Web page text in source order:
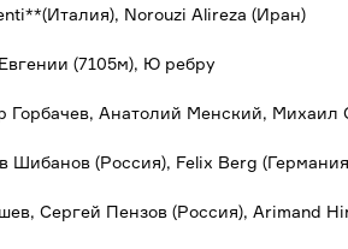
Norouzi Alireza (Иран)
(7105м), Ю ребру
Горбачев, Анатолий Менский, Михаил
Шибанов (Россия), Felix Berg
Сергей Пензов (Россия), Arimand